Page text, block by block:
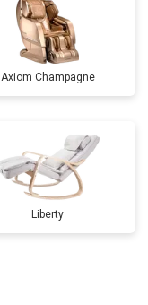
Axiom Champagne
Liberty